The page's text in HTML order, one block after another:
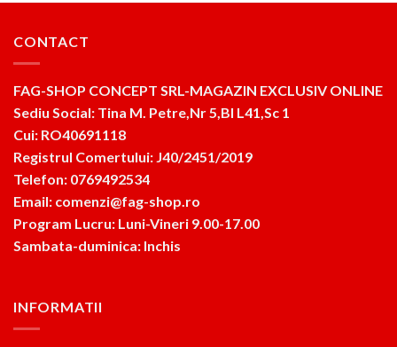
CONTACT
FAG-SHOP CONCEPT SRL-MAGAZIN EXCLUSIV ONLINE
Sediu Social: Tina M. Petre,Nr 5,Bl L41,Sc 1
Cui: RO40691118
Registrul Comertului: J40/2451/2019
Telefon: 0769492534
Email: comenzi@fag-shop.ro
Program Lucru: Luni-Vineri 9.00-17.00
Sambata-duminica: Inchis
INFORMATII